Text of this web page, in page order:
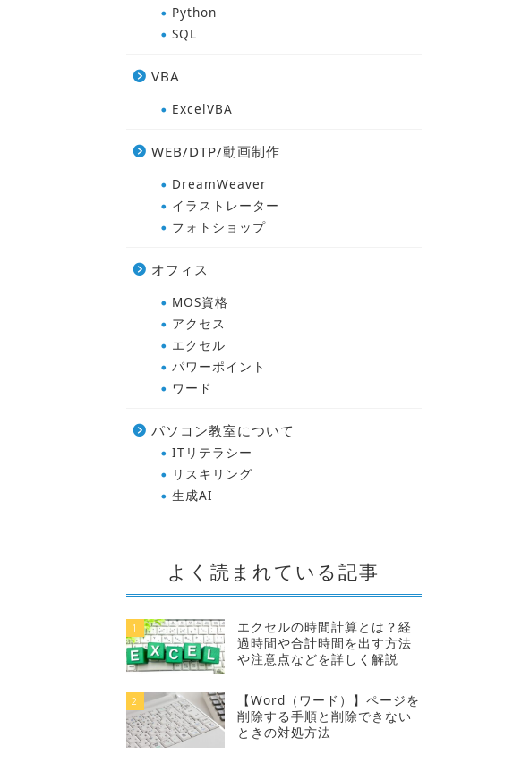
Python
SQL
VBA
ExcelVBA
WEB/DTP/動画制作
DreamWeaver
イラストレーター
フォトショップ
オフィス
MOS資格
アクセス
エクセル
パワーポイント
ワード
パソコン教室について
ITリテラシー
リスキリング
生成AI
よく読まれている記事
1
エクセルの時間計算とは？経
過時間や合計時間を出す方法
や注意点などを詳しく解説
2
【Word（ワード）】ページを
削除する手順と削除できない
ときの対処方法